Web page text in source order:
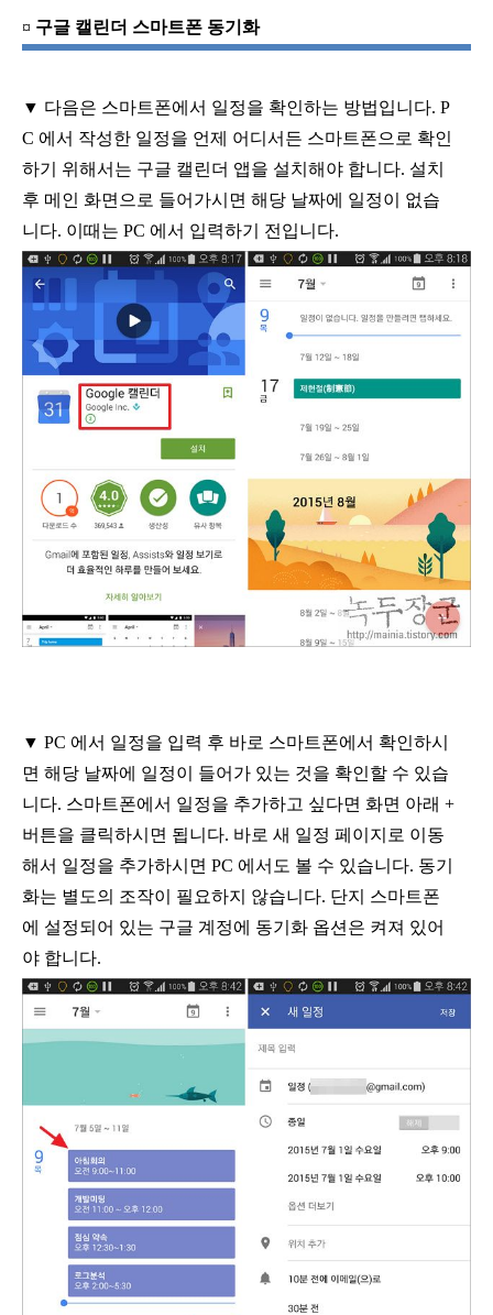
¤ 구글 캘린더 스마트폰 동기화
▼ 다음은 스마트폰에서 일정을 확인하는 방법입니다. P
C 에서 작성한 일정을 언제 어디서든 스마트폰으로 확인
하기 위해서는 구글 캘린더 앱을 설치해야 합니다. 설치
후 메인 화면으로 들어가시면 해당 날짜에 일정이 없습
니다. 이때는 PC 에서 입력하기 전입니다.
▼ PC 에서 일정을 입력 후 바로 스마트폰에서 확인하시
면 해당 날짜에 일정이 들어가 있는 것을 확인할 수 있습
니다. 스마트폰에서 일정을 추가하고 싶다면 화면 아래 +
버튼을 클릭하시면 됩니다. 바로 새 일정 페이지로 이동
해서 일정을 추가하시면 PC 에서도 볼 수 있습니다. 동기
화는 별도의 조작이 필요하지 않습니다. 단지 스마트폰
에 설정되어 있는 구글 계정에 동기화 옵션은 켜져 있어
야 합니다.